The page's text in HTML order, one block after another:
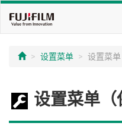
设置菜单 设置菜单
设置菜单（